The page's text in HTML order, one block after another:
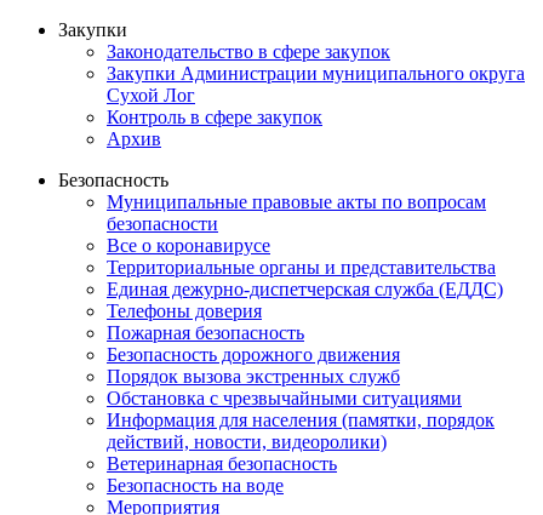
Закупки
Законодательство в сфере закупок
Закупки Администрации муниципального округа
Сухой Лог
Контроль в сфере закупок
Архив
Безопасность
Муниципальные правовые акты по вопросам
безопасности
Все о коронавирусе
Территориальные органы и представительства
Единая дежурно-диспетчерская служба (ЕДДС)
Телефоны доверия
Пожарная безопасность
Безопасность дорожного движения
Порядок вызова экстренных служб
Обстановка с чрезвычайными ситуациями
Информация для населения (памятки, порядок
действий, новости, видеоролики)
Ветеринарная безопасность
Безопасность на воде
Мероприятия